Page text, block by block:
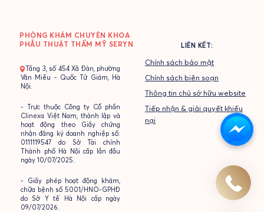
PHÒNG KHÁM CHUYÊN KHOA
PHẪU THUẬT THẨM MỸ SERYN
- Tầng 3, số 454 Xã Đàn, phường
Văn Miếu - Quốc Tử Giám, Hà
Nội.
- Trực thuộc Công ty Cổ phần
Clinexa Việt Nam, thành lập và
hoạt động theo Giấy chứng
nhận đăng ký doanh nghiệp số:
0111119547 do Sở Tài chính
Thành phố Hà Nội cấp lần đầu
ngày 10/07/2025.
- Giấy phép hoạt động khám,
chữa bệnh số 5001/HNO-GPHĐ
do Sở Y tế Hà Nội cấp ngày
09/07/2026.
LIÊN KẾT:
Chính sách bảo mật
Chính sách biên soạn
Thông tin chủ sở hữu website
Tiếp nhận & giải quyết khiếu
nại